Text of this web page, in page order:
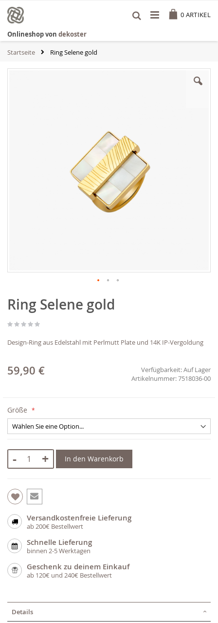
Inhalt
springen
0 ARTIKEL
Onlineshop von dekoster
Startseite Ring Selene gold
Anfang
der
springen
Ring Selene gold
Design-Ring aus Edelstahl mit Perlmutt Plate und 14K IP-Vergoldung
59,90 € Verfügbarkeit:Auf Lager
7518036-00
Größe
- + In den Warenkorb
Versandkostenfreie Lieferung
ab 200€ Bestellwert
Schnelle Lieferung
binnen 2-5 Werktagen
Geschenk zu deinem Einkauf
ab 120€ und 240€ Bestellwert
Details